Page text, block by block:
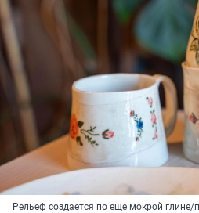
Рельеф создается по еще мокрой